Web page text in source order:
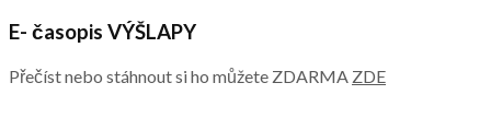
E- časopis VÝŠLAPY
Přečíst nebo stáhnout si ho můžete ZDARMA ZDE